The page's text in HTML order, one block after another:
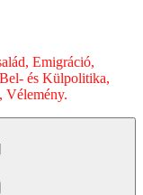
Emigráció,
és Külpolitika,
Vélemény.